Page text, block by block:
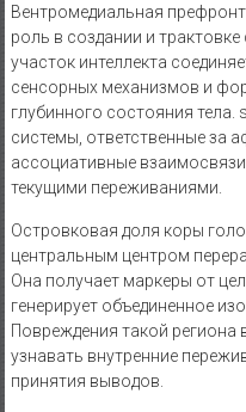
Вентромедиальная
роль в создании и
участок интеллекта
сенсорных механизмов и
глубинного состояния
системы, ответственные за
ассоциативные
текущими переживаниями.
Островковая доля коры
центральным центром
Она получает маркеры от
генерирует объединенное
Повреждения такой региона
узнавать внутренние
принятия выводов.